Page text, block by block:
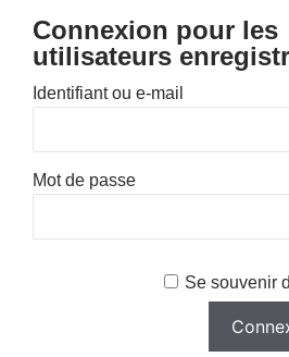
Connexion pour les
utilisateurs
Identifiant ou e-mail
Mot de passe
Se souvenir